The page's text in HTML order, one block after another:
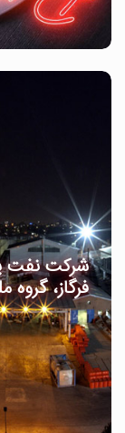
شرکت نفت
فرگاز، گروه